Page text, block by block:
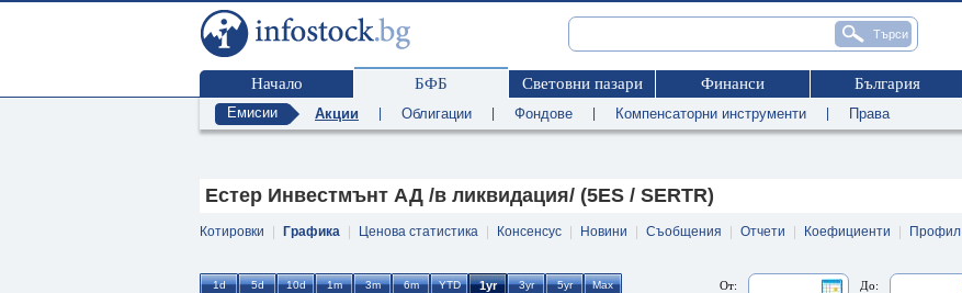
Начало БФБ Световни пазари Финанси България
Емисии Акции Облигации Фондове Компенсаторни инструменти Права
Естер Инвестмънт АД /в ликвидация/ (5ES / SERTR)
Котировки Графика Ценова статистика Консенсус Новини Съобщения Отчети Коефициенти Профил
До:
От: